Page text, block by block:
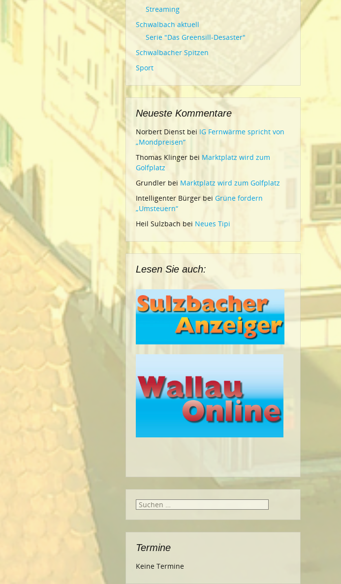
Streaming
Schwalbach aktuell
Serie "Das Greensill-Desaster"
Schwalbacher Spitzen
Sport
Neueste Kommentare
Norbert Dienst bei IG Fernwärme spricht von
„Mondpreisen“
Thomas Klinger bei Marktplatz wird zum
Golfplatz
Grundler bei Marktplatz wird zum Golfplatz
Intelligenter Bürger bei Grüne fordern
„Umsteuern“
Heil Sulzbach bei Neues Tipi
Lesen Sie auch:
Suche
Termine
Keine Termine